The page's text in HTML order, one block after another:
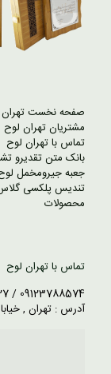
صفحه نخست
مشتریان تهران لوح
تماس با تهران لوح
بانک متن تقدیرو
جعبه جیرومخمل
تندیس پلکسی
محصولات
تماس با تهران لوح
09123788574 / 021-88930127
آدرس : تهران ,